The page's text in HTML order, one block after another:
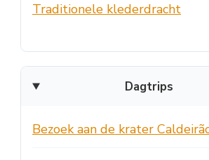
Traditionele klederdracht
Dagtrips
Bezoek aan de krater